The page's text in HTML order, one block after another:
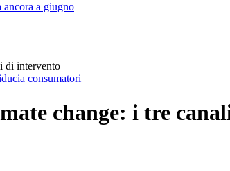
ancora a giugno
di intervento
consumatori
change: i tre